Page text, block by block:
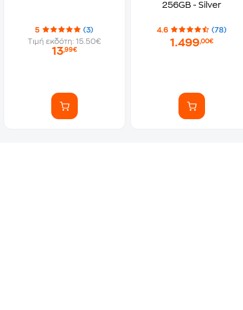
5
(3)
Τιμή εκδότη: 15.50€
13,99€
256GB - Silver
4.6 (78)
1.499,00€